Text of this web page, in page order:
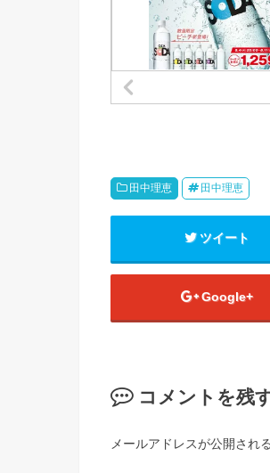
田中理恵 田中理恵
ツイート
Google+
コメントを残
メールアドレスが公開され